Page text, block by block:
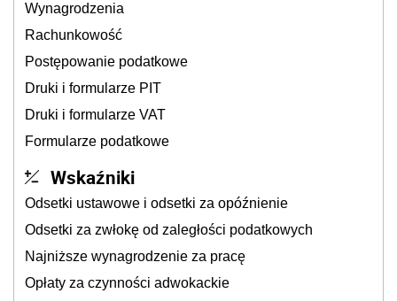
Wynagrodzenia
Rachunkowość
Postępowanie podatkowe
Druki i formularze PIT
Druki i formularze VAT
Formularze podatkowe
Wskaźniki
Odsetki ustawowe i odsetki za opóźnienie
Odsetki za zwłokę od zaległości podatkowych
Najniższe wynagrodzenie za pracę
Opłaty za czynności adwokackie